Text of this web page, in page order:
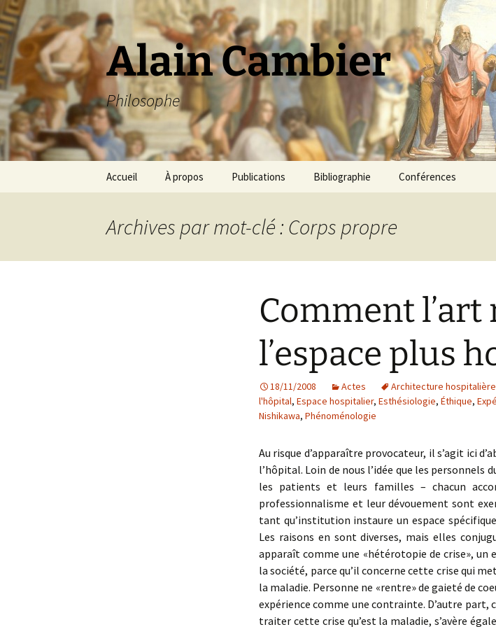
Aller
au
contenu
Alain Cambier
Philosophe
Accueil À propos Publications Bibliographie Conférences
Archives par mot-clé : Corps propre
Comment l’art
l’espace plus
18/11/2008 Actes Architecture hospitalière
l'hôpital, Espace hospitalier, Esthésiologie, Éthique,
Nishikawa, Phénoménologie
Au risque d’apparaître provocateur, il s’agit ici
l’hôpital. Loin de nous l’idée que les
les patients et leurs familles – chacun
professionnalisme et leur dévouement sont
tant qu’institution instaure un espace
Les raisons en sont diverses, mais elles
apparaît comme une «hétérotopie de crise», un
la société, parce qu’il concerne cette crise qui
la maladie. Personne ne «rentre» de gaieté de
expérience comme une contrainte. D’autre part,
traiter cette crise qu’est la maladie, s’avère